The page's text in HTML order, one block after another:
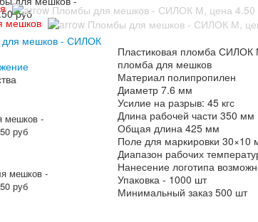
мешков
Пластиковая пломба СИЛОК
пломба для мешков
Материал полипропилен
Диаметр 7.6 мм
Усилие на разрыв: 45 кгс
Длина рабочей части 350 мм
Общая длина 425 мм
Поле для маркировки 30×10
Диапазон рабочих
Нанесение логотипа
Упаковка - 1000 шт
Минимальный заказ 500 шт